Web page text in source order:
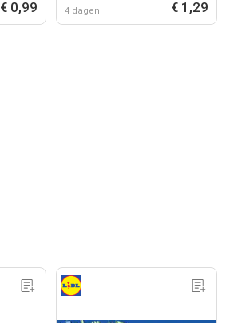
€ 0,99 4 dagen € 1,29